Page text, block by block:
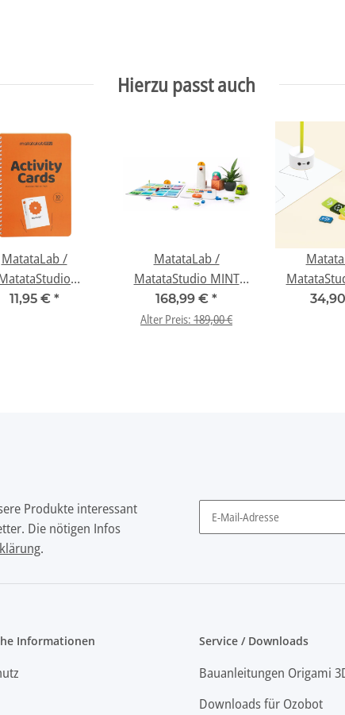
Hierzu passt auch
MatataLab /
Buch
11,95 € *
MatataLab /
MatataStudio MINT
Coding Set
168,99 € *
Alter Preis: 189,00 €
Produkte interessant
Die nötigen Infos
.
Informationen Service / Downloads
Bauanleitungen Origami
Downloads für Ozobot